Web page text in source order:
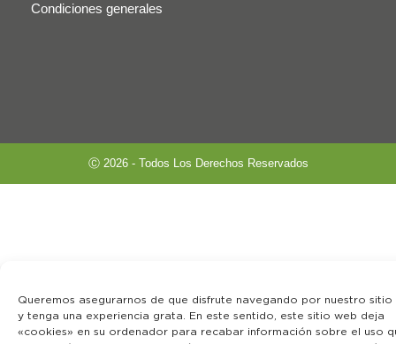
Queremos asegurarnos de que disfrute navegando por nuestro sitio
y tenga una experiencia grata. En este sentido, este sitio web deja
«cookies» en su ordenador para recabar información sobre el uso
Condiciones generales
Ⓒ 2026 - Todos Los Derechos Reservados